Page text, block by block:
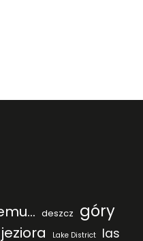
deszcz góry
jeziora Lake District las